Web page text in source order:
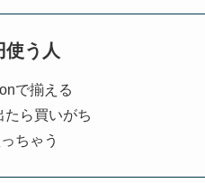
う人
で揃える
ら買いがち
ちゃう